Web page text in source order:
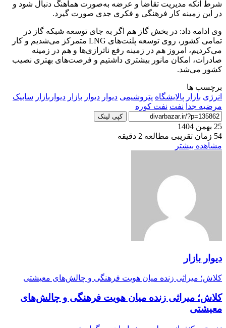
شرط آنکه مدیریت تقاضا و عرضه به‌صورت هماهنگ دنبال شود و
در این زمینه کار فرهنگی و فکری جدی صورت گیرد.
وی ادامه داد: در بخش گاز هم اگر به جای توسعه شبکه گاز در
تمامی کشور، روی توسعه پلنت‌های LNG متمرکز می‌شدیم و کار
می‌کردیم، امروز هم در زمینه رفع ناترازی‌ها و هم در زمینه
صادرات، امکان مانور بیشتری داشتیم و فرصت‌های بهتری نصیب
کشور می‌شد.
برچسب ها
انرژی بازار پالایشگاه پتروشیمی دیوار دیوار بازار دیواربازار سابیک
مرضیه جدا نفت نفت کوره
کپی لینک
25 بهمن 1404
54 زمان تقریبی مطالعه 2 دقیقه
مشاهده بیشتر
دیوار بازار
کلاش؛ میراثی زنده میان هویت فرهنگی و چالش‌های معیشتی
کلاش؛ میراثی زنده میان هویت فرهنگی و چالش‌های
معیشتی